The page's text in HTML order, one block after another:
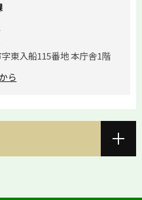
東入船115番地 本庁舎1階
ら